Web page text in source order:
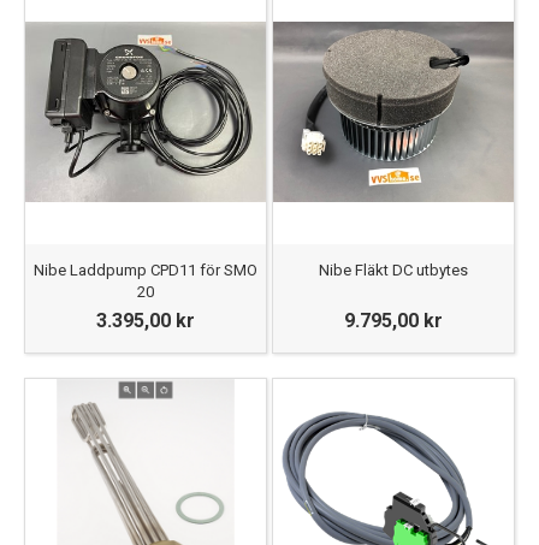
Nibe Laddpump CPD11 för SMO
20
3.395,00 kr
Nibe Fläkt DC utbytes
9.795,00 kr